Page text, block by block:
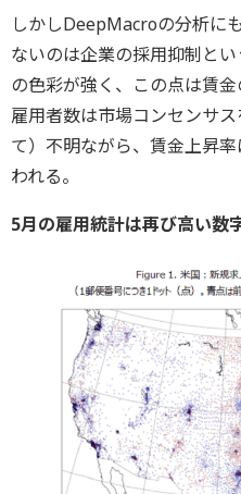
しかしDeepMacroの分析に
ないのは企業の採用抑制と
の色彩が強く、この点は賃金
雇用者数は市場コンセンサ
て）不明ながら、賃金上昇
われる。
5月の雇用統計は再び高い数